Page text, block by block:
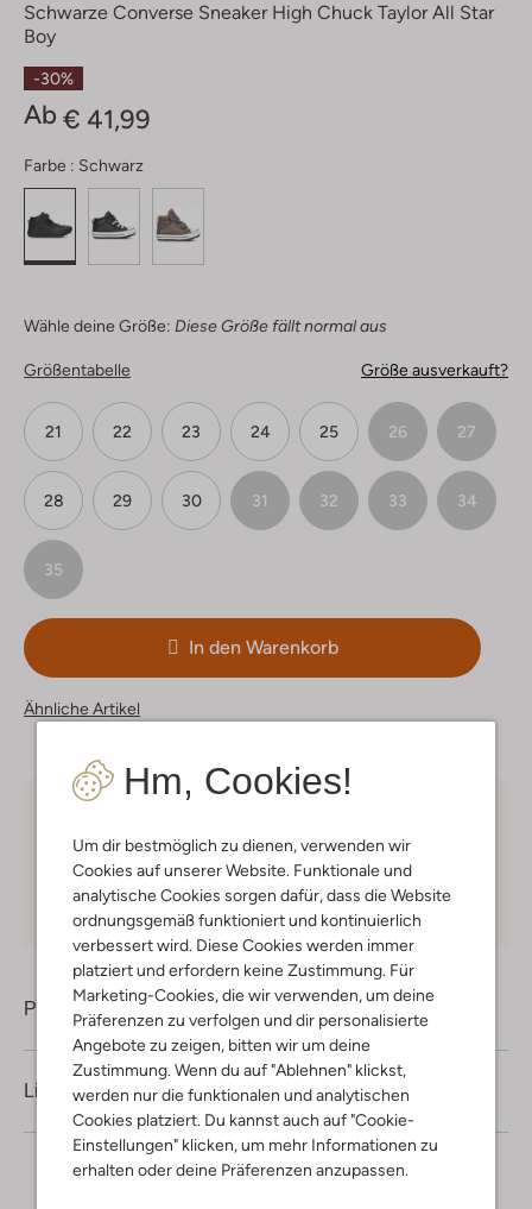
Hm, Cookies!
Um dir bestmöglich zu dienen, verwenden wir
Cookies auf unserer Website. Funktionale und
analytische Cookies sorgen dafür, dass die Website
ordnungsgemäß funktioniert und kontinuierlich
verbessert wird. Diese Cookies werden immer
platziert und erfordern keine Zustimmung. Für
Marketing-Cookies, die wir verwenden, um deine
Präferenzen zu verfolgen und dir personalisierte
Angebote zu zeigen, bitten wir um deine
Zustimmung. Wenn du auf "Ablehnen" klickst,
werden nur die funktionalen und analytischen
Cookies platziert. Du kannst auch auf "Cookie-
Einstellungen" klicken, um mehr Informationen zu
erhalten oder deine Präferenzen anzupassen.
Schwarze Converse Sneaker High Chuck Taylor All Star
Boy
-30%
Ab € 41,99
Farbe : Schwarz
Wähle deine Größe: Diese Größe fällt normal aus
Größentabelle Größe ausverkauft?
21 22 23 24 25 26 27
28 29 30 31 32 33 34
35
In den Warenkorb
Ähnliche Artikel
Mitglieder in Deutschland
Kauf auf Rechnung 30 TagenRückgaberecht
Produktinformation
Lieferung & Rückgabe